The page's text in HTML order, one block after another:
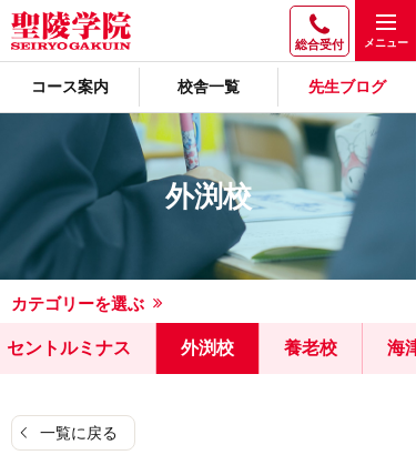
総合受付
コース案内 校舎一覧 先生ブログ
外渕校
カテゴリーを選ぶ
セントルミナス 外渕校 養老校 海
一覧に戻る